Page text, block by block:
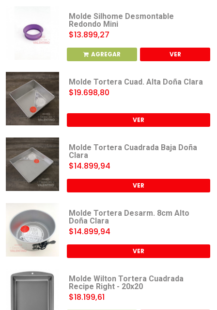
Molde Silhome Desmontable
Redondo Mini
$13.899,27
AGREGAR VER
Molde Tortera Cuad. Alta Doña Clara
$19.698,80
VER
Molde Tortera Cuadrada Baja Doña
Clara
$14.899,94
VER
Molde Tortera Desarm. 8cm Alto
Doña Clara
$14.899,94
VER
Molde Wilton Tortera Cuadrada
Recipe Right - 20x20
$18.199,61